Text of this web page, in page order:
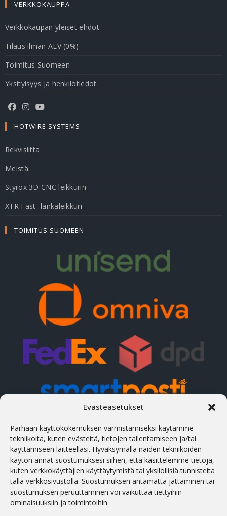
Evästeasetukset
Parhaan käyttökokemuksen varmistamiseksi käytämme
tekniikoita, kuten evästeitä, tietojen tallentamiseen ja/tai
käyttämiseen laitteellasi. Hyväksymällä näiden tekniikoiden
käytön annat suostumuksesi siihen, että käsittelemme tietoja,
kuten verkkokäyttäjien käyttäytymistä tai yksilöllisiä tunnisteita
tällä verkkosivustolla. Suostumuksen antamatta jättäminen tai
suostumuksen peruuttaminen voi vaikuttaa tiettyihin
ominaisuuksiin ja toimintoihin.
VERKKOKAUPPA
Verkkokaupan yleiset ehdot
Tilaus ilman ALV (0%)
Toimitus Suomeen
Yksityisyys ja henkilötiedot
HOTWIRE SYSTEMS
Rekvisiitta
Meistä
Styrox 3D CNC leikkurin
XTR Fast -lankaleikkuri
TOIMITUS SUOMEEN
YHTEYSTIEDOT
Osoite
Treiali tee 2, 75312 Peetri, Rae vald, Viro
Puhelin
(+372) 658 5566 (est/eng/rus)